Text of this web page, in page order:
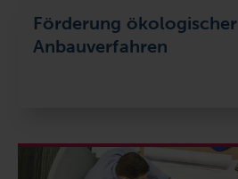
Förderung ökologischer
Anbauverfahren